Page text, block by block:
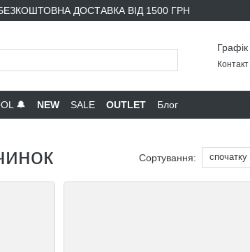
ДОСТАВКА ВІД 1500 ГРН
🔔 NEW SALE OUTLET Блог
Сортування: спочатку